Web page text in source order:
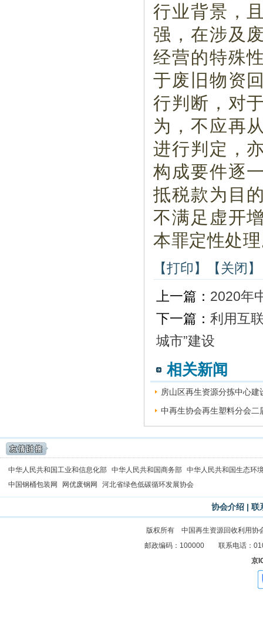
行业背景，
强，在涉及
经营的特殊
于废旧物资
行判断，对
为，不应再
进行判定，
构成要件逐
抵税款为目
不满足虚开
本罪定性处
【打印】
【关闭】
上一篇： 2020年
下一篇： 利用互
城市”建设
相关新闻
房山区再生资源分拣中心建
中再生协会再生塑料分会二
中华人民共和国工业和信息化部 中华人民共和国商务部 中华人民共和国生态环
中国钢桶包装网
网优废钢网 河北省绿色低碳循环发展协会
协会介绍 | 联
版权所有 中国再生资源回收利用
邮政编码：100000 联系电话：
京